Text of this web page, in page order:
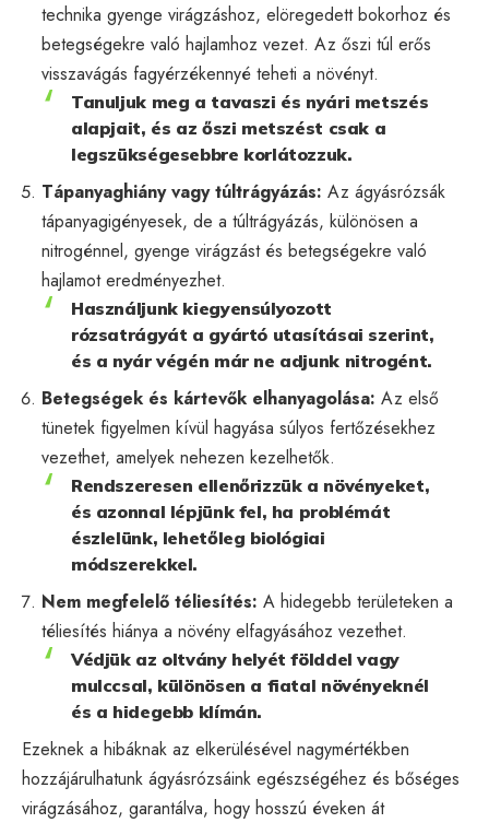
technika gyenge virágzáshoz, elöregedett bokorhoz és
betegségekre való hajlamhoz vezet. Az őszi túl erős
visszavágás fagyérzékennyé teheti a növényt.
Tanuljuk meg a tavaszi és nyári metszés
alapjait, és az őszi metszést csak a
legszükségesebbre korlátozzuk.
Tápanyaghiány vagy túltrágyázás: Az ágyásrózsák
tápanyagigényesek, de a túltrágyázás, különösen a
nitrogénnel, gyenge virágzást és betegségekre való
hajlamot eredményezhet.
Használjunk kiegyensúlyozott
rózsatrágyát a gyártó utasításai szerint,
és a nyár végén már ne adjunk nitrogént.
Betegségek és kártevők elhanyagolása: Az első
tünetek figyelmen kívül hagyása súlyos fertőzésekhez
vezethet, amelyek nehezen kezelhetők.
Rendszeresen ellenőrizzük a növényeket,
és azonnal lépjünk fel, ha problémát
észlelünk, lehetőleg biológiai
módszerekkel.
Nem megfelelő téliesítés: A hidegebb területeken a
téliesítés hiánya a növény elfagyásához vezethet.
Védjük az oltvány helyét földdel vagy
mulccsal, különösen a fiatal növényeknél
és a hidegebb klímán.
Ezeknek a hibáknak az elkerülésével nagymértékben
hozzájárulhatunk ágyásrózsáink egészségéhez és bőséges
virágzásához, garantálva, hogy hosszú éveken át